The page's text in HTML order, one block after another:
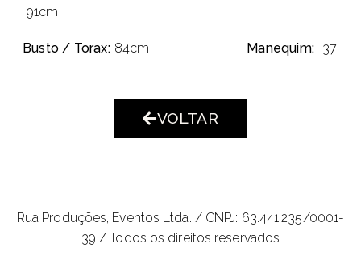
91cm
Busto / Torax: 84cm Manequim: 37
VOLTAR
Rua Produções, Eventos Ltda. / CNPJ: 63.441.235/0001-
39 / Todos os direitos reservados